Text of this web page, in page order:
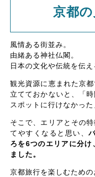
京都
風情ある街並み。
由緒ある神社仏閣。
日本の文化や伝統を伝え
観光資源に恵まれた京
立てておかないと、「
スポットに行けなかっ
そこで、エリアとその
てやすくなると思い、
ろを6つのエリアに分
ました。
京都旅行を楽しむための